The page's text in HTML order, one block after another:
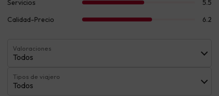
Valoraciones
Todos
Tipos de viajero
Todos